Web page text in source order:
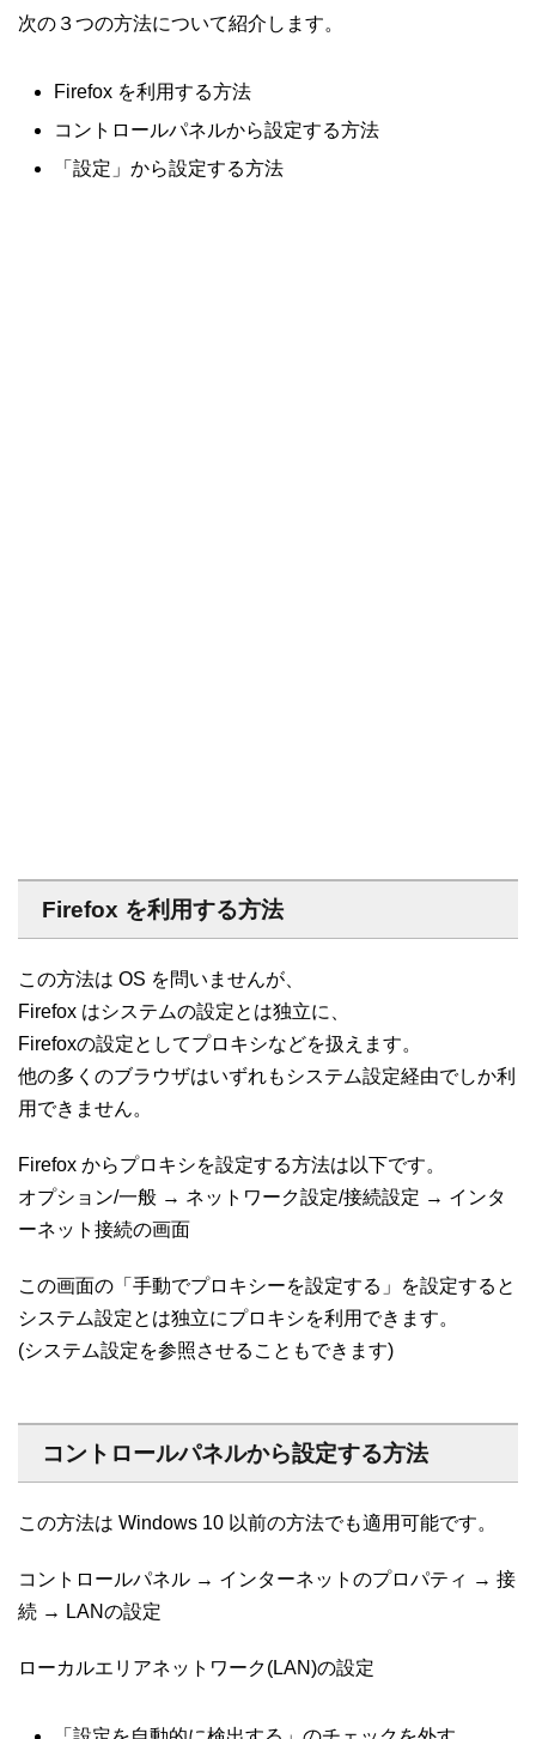
次の３つの方法について紹介します。
Firefox を利用する方法
コントロールパネルから設定する方法
「設定」から設定する方法
Firefox を利用する方法
この方法は OS を問いませんが、
Firefox はシステムの設定とは独立に、
Firefoxの設定としてプロキシなどを扱えます。
他の多くのブラウザはいずれもシステム設定経由でしか利
用できません。
Firefox からプロキシを設定する方法は以下です。
オプション/一般 → ネットワーク設定/接続設定 → インタ
ーネット接続の画面
この画面の「手動でプロキシーを設定する」を設定すると
システム設定とは独立にプロキシを利用できます。
(システム設定を参照させることもできます)
コントロールパネルから設定する方法
この方法は Windows 10 以前の方法でも適用可能です。
コントロールパネル → インターネットのプロパティ → 接
続 → LANの設定
ローカルエリアネットワーク(LAN)の設定